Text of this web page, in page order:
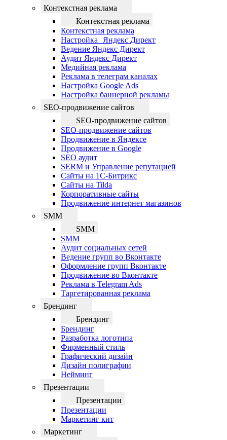
Контекстная реклама
Контекстная реклама
Контекстная реклама
Настройка Яндекс Директ
Ведение Яндекс Директ
Аудит Яндекс Директ
Медийная реклама
Реклама в телеграм каналах
Настройка Google Ads
Настройка баннерной рекламы
SEO-продвижение сайтов
SEO-продвижение сайтов
SEO-продвижение сайтов
Продвижение в Яндексе
Продвижение в Google
SEO аудит
SERM и Управление репутацией
Сайты на 1С-Битрикс
Сайты на Tilda
Корпоративные сайты
Продвижение интернет магазинов
SMM
SMM
SMM
Аудит социальных сетей
Ведение групп во Вконтакте
Оформление групп Вконтакте
Продвижение во Вконтакте
Реклама в Telegram Ads
Таргетированная реклама
Брендинг
Брендинг
Брендинг
Разработка логотипа
Фирменный стиль
Графический дизайн
Дизайн полиграфии
Нейминг
Презентации
Презентации
Презентации
Маркетинг кит
Маркетинг